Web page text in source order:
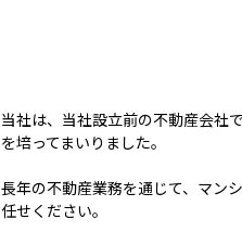
当社は、当社設立前の不動産会社
を培ってまいりました。
長年の不動産業務を通じて、マン
任せください。